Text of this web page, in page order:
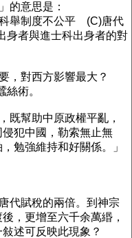
的意思是：
舉制度不公平 (C)唐代
者與進士科出身者的對
，對西方影響最大？
術。
既幫助中原政權平亂，
犯中國，勒索無止無
勉強維持和好關係。」
代賦稅的兩倍。到神宗
，更增至六千余萬緡，
述可反映此現象？